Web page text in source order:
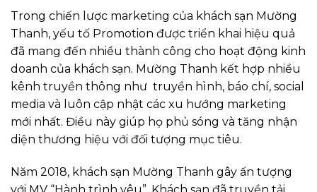
Trong chiến lược marketing của khách sạn Mường
Thanh, yếu tố Promotion được triển khai hiệu quả
đã mang đến nhiều thành công cho hoạt động kinh
doanh của khách sạn. Mường Thanh kết hợp nhiều
kênh truyền thông như truyền hình, báo chí, social
media và luôn cập nhật các xu hướng marketing
mới nhất. Điều này giúp họ phủ sóng và tăng nhận
diện thương hiệu với đối tượng mục tiêu.
Năm 2018, khách sạn Mường Thanh gây ấn tượng